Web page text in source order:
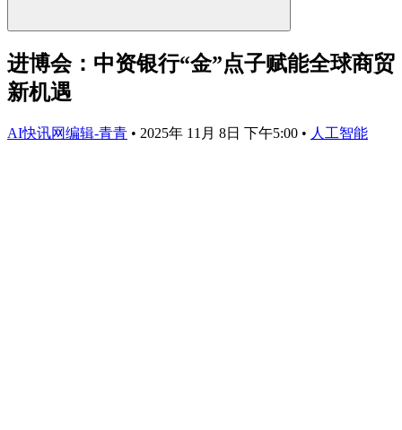
进博会：中资银行“金”点子赋能全球商贸
新机遇
AI快讯网编辑-青青 • 2025年 11月 8日 下午5:00 • 人工智能